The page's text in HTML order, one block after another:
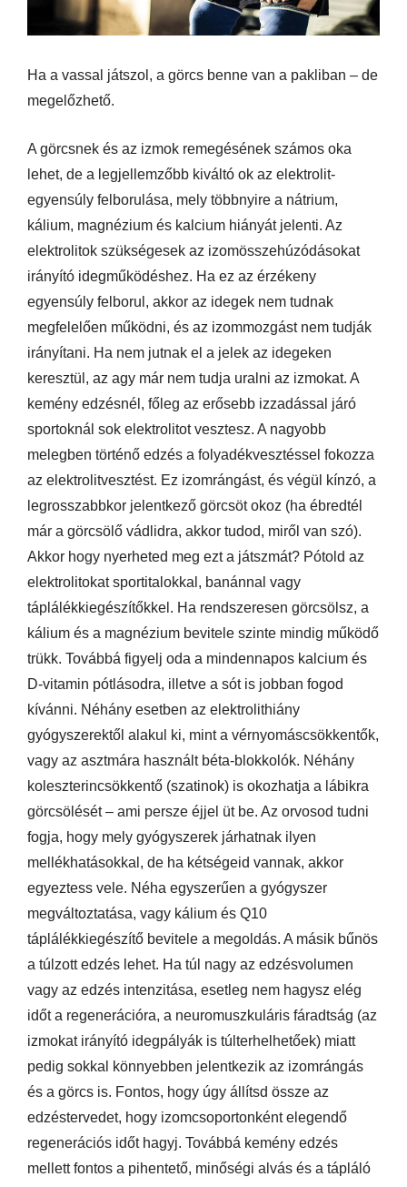
Ha a vassal játszol, a görcs benne van a pakliban – de
megelőzhető.
A görcsnek és az izmok remegésének számos oka
lehet, de a legjellemzőbb kiváltó ok az elektrolit-
egyensúly felborulása, mely többnyire a nátrium,
kálium, magnézium és kalcium hiányát jelenti. Az
elektrolitok szükségesek az izomösszehúzódásokat
irányító idegműködéshez. Ha ez az érzékeny
egyensúly felborul, akkor az idegek nem tudnak
megfelelően működni, és az izommozgást nem tudják
irányítani. Ha nem jutnak el a jelek az idegeken
keresztül, az agy már nem tudja uralni az izmokat. A
kemény edzésnél, főleg az erősebb izzadással járó
sportoknál sok elektrolitot vesztesz. A nagyobb
melegben történő edzés a folyadékvesztéssel fokozza
az elektrolitvesztést. Ez izomrángást, és végül kínzó, a
legrosszabbkor jelentkező görcsöt okoz (ha ébredtél
már a görcsölő vádlidra, akkor tudod, miről van szó).
Akkor hogy nyerheted meg ezt a játszmát? Pótold az
elektrolitokat sportitalokkal, banánnal vagy
táplálékkiegészítőkkel. Ha rendszeresen görcsölsz, a
kálium és a magnézium bevitele szinte mindig működő
trükk. Továbbá figyelj oda a mindennapos kalcium és
D-vitamin pótlásodra, illetve a sót is jobban fogod
kívánni. Néhány esetben az elektrolithiány
gyógyszerektől alakul ki, mint a vérnyomáscsökkentők,
vagy az asztmára használt béta-blokkolók. Néhány
koleszterincsökkentő (szatinok) is okozhatja a lábikra
görcsölését – ami persze éjjel üt be. Az orvosod tudni
fogja, hogy mely gyógyszerek járhatnak ilyen
mellékhatásokkal, de ha kétségeid vannak, akkor
egyeztess vele. Néha egyszerűen a gyógyszer
megváltoztatása, vagy kálium és Q10
táplálékkiegészítő bevitele a megoldás. A másik bűnös
a túlzott edzés lehet. Ha túl nagy az edzésvolumen
vagy az edzés intenzitása, esetleg nem hagysz elég
időt a regenerációra, a neuromuszkuláris fáradtság (az
izmokat irányító idegpályák is túlterhelhetőek) miatt
pedig sokkal könnyebben jelentkezik az izomrángás
és a görcs is. Fontos, hogy úgy állítsd össze az
edzéstervedet, hogy izomcsoportonként elegendő
regenerációs időt hagyj. Továbbá kemény edzés
mellett fontos a pihentető, minőségi alvás és a tápláló